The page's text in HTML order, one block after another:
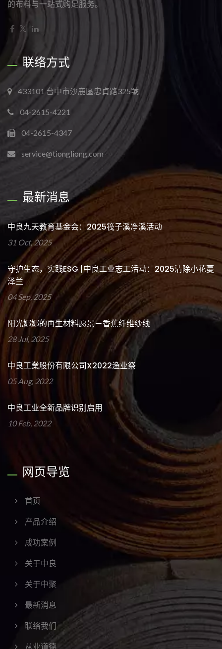
的布料与一站式购足服务。
联络方式
433101 台中市沙鹿區忠貞路325號
04-2615-4221
04-2615-4347
service@tiongliong.com
最新消息
中良九天教育基金会：2025筏子溪净溪活动
31 Oct, 2025
守护生态，实践ESG |中良工业志工活动：2025清除小花蔓
泽兰
04 Sep, 2025
阳光娜娜的再生材料愿景－香蕉纤维纱线
28 Jul, 2025
中良工業股份有限公司x2022渔业祭
05 Aug, 2022
中良工业全新品牌识别启用
10 Feb, 2022
网页导览
首页
产品介绍
成功案例
关于中良
关于中聚
最新消息
联络我们
从业道德